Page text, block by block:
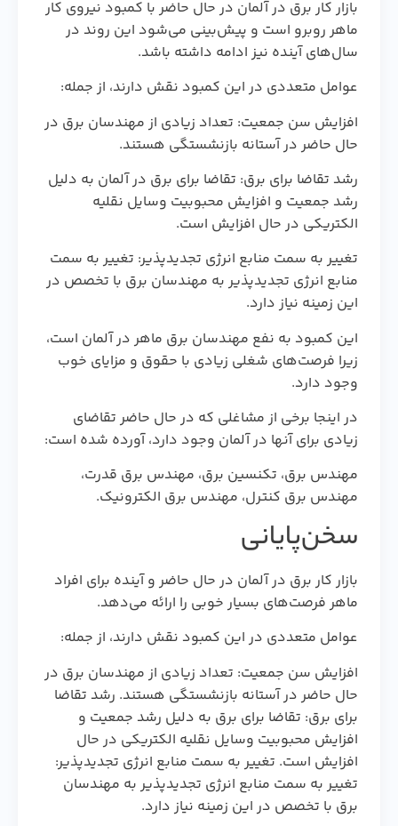
بازار کار برق در آلمان در حال حاضر با کمبود نیروی کار
ماهر روبرو است و پیش‌بینی می‌شود این روند در
سال‌های آینده نیز ادامه داشته باشد.
عوامل متعددی در این کمبود نقش دارند، از جمله:
افزایش سن جمعیت: تعداد زیادی از مهندسان برق در
حال حاضر در آستانه بازنشستگی هستند.
رشد تقاضا برای برق: تقاضا برای برق در آلمان به دلیل
رشد جمعیت و افزایش محبوبیت وسایل نقلیه
الکتریکی در حال افزایش است.
تغییر به سمت منابع انرژی تجدیدپذیر: تغییر به سمت
منابع انرژی تجدیدپذیر به مهندسان برق با تخصص در
این زمینه نیاز دارد.
این کمبود به نفع مهندسان برق ماهر در آلمان است،
زیرا فرصت‌های شغلی زیادی با حقوق و مزایای خوب
وجود دارد.
در اینجا برخی از مشاغلی که در حال حاضر تقاضای
زیادی برای آنها در آلمان وجود دارد، آورده شده است:
مهندس برق، تکنسین برق، مهندس برق قدرت،
مهندس برق کنترل، مهندس برق الکترونیک.
سخن‌پایانی
بازار کار برق در آلمان در حال حاضر و آینده برای افراد
ماهر فرصت‌های بسیار خوبی را ارائه می‌دهد.
عوامل متعددی در این کمبود نقش دارند، از جمله:
افزایش سن جمعیت: تعداد زیادی از مهندسان برق در
حال حاضر در آستانه بازنشستگی هستند. رشد تقاضا
برای برق: تقاضا برای برق به دلیل رشد جمعیت و
افزایش محبوبیت وسایل نقلیه الکتریکی در حال
افزایش است. تغییر به سمت منابع انرژی تجدیدپذیر:
تغییر به سمت منابع انرژی تجدیدپذیر به مهندسان
برق با تخصص در این زمینه نیاز دارد.